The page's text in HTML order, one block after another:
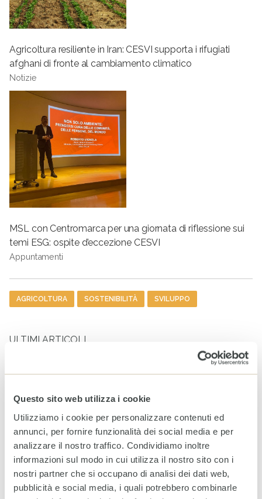
Questo sito web utilizza i cookie
Utilizziamo i cookie per personalizzare contenuti ed
annunci, per fornire funzionalità dei social media e per
analizzare il nostro traffico. Condividiamo inoltre
informazioni sul modo in cui utilizza il nostro sito con i
nostri partner che si occupano di analisi dei dati web,
pubblicità e social media, i quali potrebbero combinarle
Agricoltura resiliente in Iran: CESVI supporta i rifugiati
afghani di fronte al cambiamento climatico
Notizie
MSL con Centromarca per una giornata di riflessione sui
temi ESG: ospite d’eccezione CESVI
Appuntamenti
Tag
AGRICOLTURA SOSTENIBILITÀ SVILUPPO
ULTIMI ARTICOLI
Rendiconto Campagna
Solidale CESVI 2025 “Diamo
supporto informativo di Rai
Per la Sostenibilità – ESG
20 LUGLIO 2026
A Milano un nuovo spazio
per fare la differenza nella
vita di minorenni e famiglie
fragili
24 GIUGNO 2026